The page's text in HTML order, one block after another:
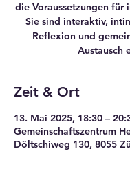
die Voraussetzungen für
Sie sind interaktiv,
Reflexion und
Austausch
Zeit & Ort
13. Mai 2025, 18:30 –
Gemeinschaftszentrum
Döltschiweg 130, 8055